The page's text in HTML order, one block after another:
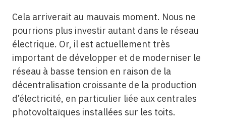
Cela arriverait au mauvais moment. Nous ne
pourrions plus investir autant dans le réseau
électrique. Or, il est actuellement très
important de développer et de moderniser le
réseau à basse tension en raison de la
décentralisation croissante de la production
d’électricité, en particulier liée aux centrales
photovoltaïques installées sur les toits.